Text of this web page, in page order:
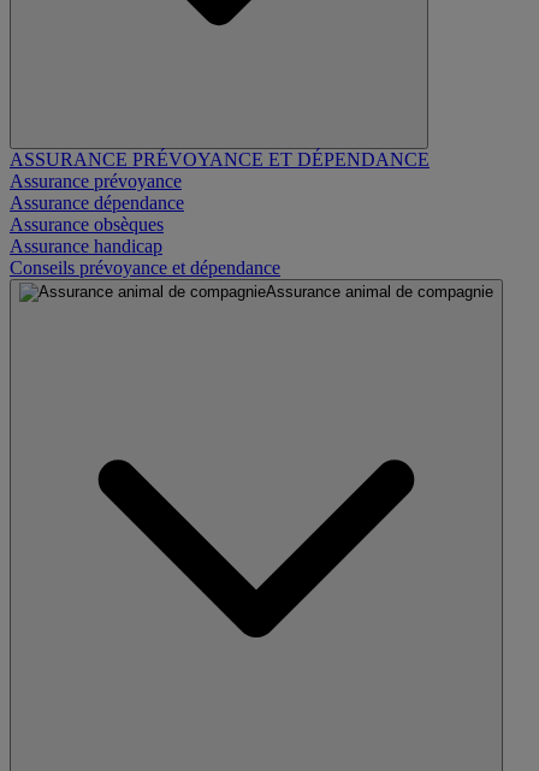
ASSURANCE PRÉVOYANCE ET DÉPENDANCE
Assurance prévoyance
Assurance dépendance
Assurance obsèques
Assurance handicap
Conseils prévoyance et dépendance
Assurance animal de compagnie